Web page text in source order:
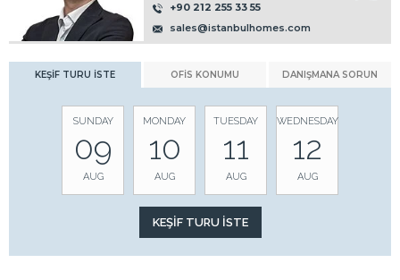
+90 212 255 33 55
sales@istanbulhomes.com
KEŞİF TURU İSTE OFİS KONUMU DANIŞMANA SORUN
SUNDAY
09
AUG
MONDAY
10
AUG
TUESDAY
11
AUG
WEDNESDAY
12
AUG